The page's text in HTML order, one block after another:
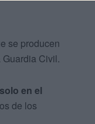
se producen
Civil.
en el
de los